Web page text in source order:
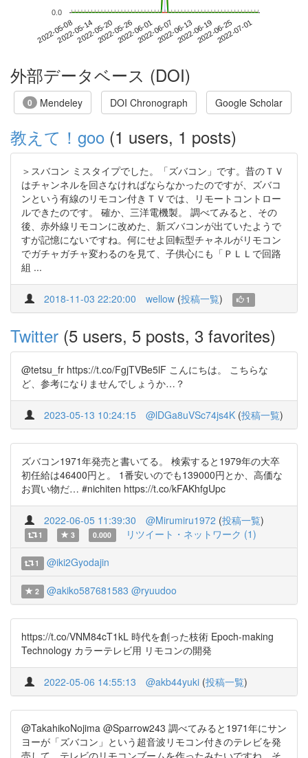
2022-05-082022-05-142022-05-202022-05-262022-06-012022-06-072022-06-132022-06-192022-06-252022-07-01
0.0
外部データベース (DOI)
0 Mendeley DOI Chronograph Google Scholar
教えて！goo (1 users, 1 posts)
＞スバコン ミスタイプでした。「ズバコン」です。昔のＴＶ
はチャンネルを回さなければならなかったのですが、ズバコ
ンという有線のリモコン付きＴＶでは、リモートコントロー
ルできたのです。 確か、三洋電機製。 調べてみると、その
後、赤外線リモコンに改めた、新ズバコンが出ていたようで
すが記憶にないですね。何にせよ回転型チャネルがリモコン
でガチャガチャ変わるのを見て、子供心にも「ＰＬＬで回路
組 ...
2018-11-03 22:20:00 wellow (投稿一覧) 1
Twitter (5 users, 5 posts, 3 favorites)
@tetsu_fr https://t.co/FgjTVBe5lF こんにちは。 こちらな
ど、参考になりませんでしょうか…？
2023-05-13 10:24:15 @lDGa8uVSc74js4K (投稿一覧)
ズバコン1971年発売と書いてる。 検索すると1979年の大卒
初任給は46400円と。 1番安いのでも139000円とか、高価な
お買い物だ… #nichiten https://t.co/kFAKhfgUpc
2022-06-05 11:39:30 @Mirumiru1972 (投稿一覧)
1 3 0.000 リツイート・ネットワーク (1)
1 @iki2Gyodajin
2 @akiko587681583 @ryuudoo
https://t.co/VNM84cT1kL 時代を創った枝術 Epoch-making
Technology カラーテレビ用 リモコンの開発
2022-05-06 14:55:13 @akb44yuki (投稿一覧)
@TakahikoNojima @Sparrow243 調べてみると1971年にサン
ヨーが「ズバコン」という超音波リモコン付きのテレビを発
売して、テレビのリモコンブームを作ったみたいですね。そ